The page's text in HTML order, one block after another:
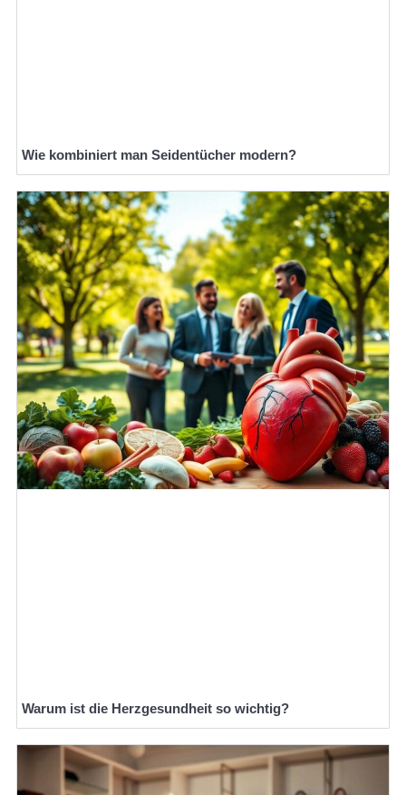
Wie kombiniert man Seidentücher modern?
Warum ist die Herzgesundheit so wichtig?